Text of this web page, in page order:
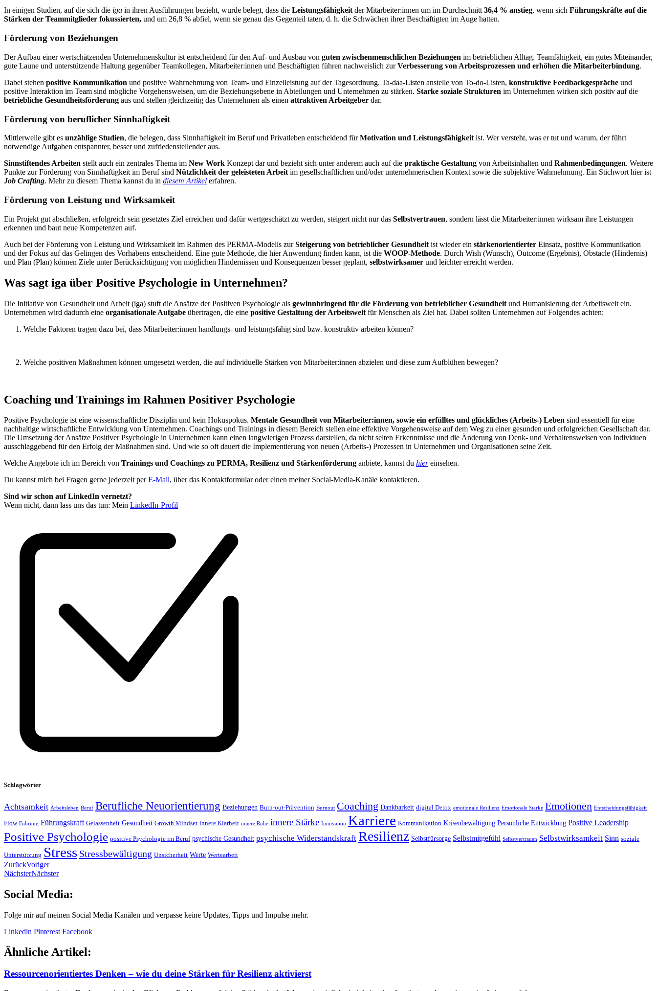
In einigen Studien, auf die sich die iga in ihren Ausführungen bezieht, wurde belegt, dass die Leistungsfähigkeitder Mitarbeiter:innen um im Durchschnitt36,4 % anstieg, wenn sich Führungskräfte auf die
Stärken der Teammitglieder fokussierten, und um 26,8 % abfiel, wenn sie genau das Gegenteil taten, d. h. die Schwächen ihrer Beschäftigten im Auge hatten.
Förderung von Beziehungen
Der Aufbau einer wertschätzenden Unternehmenskultur ist entscheidend für den Auf- und Ausbau von guten zwischenmenschlichen Beziehungen im betrieblichen Alltag. Teamfähigkeit, ein gutes Miteinander,
gute Laune und unterstützende Haltung gegenüber Teamkollegen, Mitarbeiter:innen und Beschäftigten führen nachweislich zurVerbesserung von Arbeitsprozessen und erhöhen die Mitarbeiterbindung.
Dabei stehen positive Kommunikation und positive Wahrnehmung von Team- und Einzelleistung auf der Tagesordnung. Ta-daa-Listen anstelle von To-do-Listen, konstruktive Feedbackgespräche und
positive Interaktion im Team sind mögliche Vorgehensweisen, um die Beziehungsebene in Abteilungen und Unternehmen zu stärken. Starke soziale Strukturen im Unternehmen wirken sich positiv auf die
betriebliche Gesundheitsförderung aus und stellen gleichzeitig das Unternehmen als einen attraktiven Arbeitgeber dar.
Förderung von beruflicher Sinnhaftigkeit
Mittlerweile gibt es unzählige Studien, die belegen, dass Sinnhaftigkeit im Beruf und Privatleben entscheidend fürMotivation und Leistungsfähigkeit ist. Wer versteht, was er tut und warum, der führt
notwendige Aufgaben entspannter, besser und zufriedenstellender aus.
Sinnstiftendes Arbeiten stellt auch ein zentrales Thema im New Work Konzept dar und bezieht sich unter anderem auch auf die praktische Gestaltung von Arbeitsinhalten und Rahmenbedingungen. Weitere
Punkte zur Förderung von Sinnhaftigkeit im Beruf sind Nützlichkeit der geleisteten Arbeit im gesellschaftlichen und/oder unternehmerischen Kontext sowie die subjektive Wahrnehmung. Ein Stichwort hier ist
Job Crafting. Mehr zu diesem Thema kannst du in diesem Artikel erfahren.
Förderung von Leistung und Wirksamkeit
Ein Projekt gut abschließen, erfolgreich sein gesetztes Ziel erreichen und dafür wertgeschätzt zu werden, steigert nicht nur das Selbstvertrauen, sondern lässt die Mitarbeiter:innen wirksam ihre Leistungen
erkennen und baut neue Kompetenzen auf.
Auch bei der Förderung von Leistung und Wirksamkeit im Rahmen des PERMA-Modells zurSteigerung von betrieblicher Gesundheit ist wieder ein stärkenorientierter Einsatz, positive Kommunikation
und der Fokus auf das Gelingen des Vorhabens entscheidend. Eine gute Methode, die hier Anwendung finden kann, ist die WOOP-Methode. Durch Wish (Wunsch), Outcome (Ergebnis), Obstacle (Hindernis)
und Plan (Plan) können Ziele unter Berücksichtigung von möglichen Hindernissen und Konsequenzen besser geplant, selbstwirksamer und leichter erreicht werden.
Was sagt iga über Positive Psychologie in Unternehmen?
Die Initiative von Gesundheit und Arbeit (iga) stuft die Ansätze der Positiven Psychologie als gewinnbringend für die Förderung von betrieblicher Gesundheit und Humanisierung der Arbeitswelt ein.
Unternehmen wird dadurch eine organisationale Aufgabe übertragen, die eine positive Gestaltung der Arbeitswelt für Menschen als Ziel hat. Dabei sollten Unternehmen auf Folgendes achten:
Welche Faktoren tragen dazu bei, dass Mitarbeiter:innen handlungs- und leistungsfähig sind bzw. konstruktiv arbeiten können?
Welche positiven Maßnahmen können umgesetzt werden, die auf individuelle Stärken von Mitarbeiter:innen abzielen und diese zum Aufblühen bewegen?
Coaching und Trainings im Rahmen Positiver Psychologie
Positive Psychologie ist eine wissenschaftliche Disziplin und kein Hokuspokus. Mentale Gesundheit von Mitarbeiter:innen, sowie ein erfülltes und glückliches (Arbeits-) Leben sind essentiell für eine
nachhaltige wirtschaftliche Entwicklung von Unternehmen. Coachings und Trainings in diesem Bereich stellen eine effektive Vorgehensweise auf dem Weg zu einer gesunden und erfolgreichen Gesellschaft dar.
Die Umsetzung der Ansätze Positiver Psychologie in Unternehmen kann einen langwierigen Prozess darstellen, da nicht selten Erkenntnisse und die Änderung von Denk- und Verhaltensweisen von Individuen
ausschlaggebend für den Erfolg der Maßnahmen sind. Und wie so oft dauert die Implementierung von neuen (Arbeits-) Prozessen in Unternehmen und Organisationen seine Zeit.
Welche Angebote ich im Bereich von Trainings und Coachings zu PERMA, Resilienz und Stärkenförderung anbiete, kannst du hiereinsehen.
Du kannst mich bei Fragen gerne jederzeit perE-Mail, über das Kontaktformular oder einen meiner Social-Media-Kanäle kontaktieren.
Sind wir schon auf LinkedIn vernetzt?
Wenn nicht, dann lass uns das tun: Mein LinkedIn-Profil
Schlagwörter
Achtsamkeit Arbeitsleben Beruf Berufliche Neuorientierung Beziehungen Burn-out-Prävention Burnout Coaching Dankbarkeit digital Detox emotionale Resilienz Emotionale Stärke Emotionen Entscheidungsfähigkeit
Flow Führung Führungskraft Gelassenheit Gesundheit Growth Mindset innere Klarheit innere Ruhe innere Stärke Innovation Karriere Kommunikation Krisenbewältigung Persönliche Entwicklung Positive Leadership
Positive Psychologie positive Psychologie im Beruf psychische Gesundheit psychische Widerstandskraft Resilienz Selbstfürsorge Selbstmitgefühl Selbstvertrauen Selbstwirksamkeit Sinn soziale
Unterstützung Stress Stressbewältigung Unsicherheit Werte Wertearbeit
ZurückVoriger
NächsterNächster
Social Media:
Folge mir auf meinen Social Media Kanälen und verpasse keine Updates, Tipps und Impulse mehr.
Linkedin Pinterest Facebook
Ähnliche Artikel:
Ressourcenorientiertes Denken – wie du deine Stärken für Resilienz aktivierst